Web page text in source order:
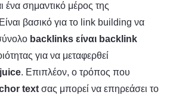
ένα σημαντικό μέρος της
βασικό για το link building να
backlinks είναι backlink
για να μεταφερθεί
juice. Επιπλέον, ο τρόπος που
text σας μπορεί να επηρεάσει το